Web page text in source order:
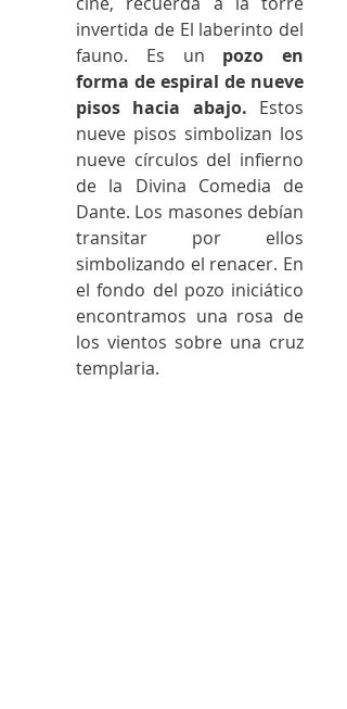
invertida de El laberinto del
fauno. Es un pozo en
forma de espiral de nueve
pisos hacia abajo. Estos
nueve pisos simbolizan los
nueve círculos del infierno
de la Divina Comedia de
Dante. Los masones debían
transitar por ellos
simbolizando el renacer. En
el fondo del pozo iniciático
encontramos una rosa de
los vientos sobre una cruz
templaria.